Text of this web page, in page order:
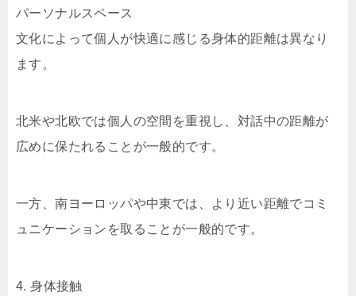
パーソナルスペース
文化によって個人が快適に感じる身体的距離は異なり
ます。
北米や北欧では個人の空間を重視し、対話中の距離が
広めに保たれることが一般的です。
一方、南ヨーロッパや中東では、より近い距離でコミ
ュニケーションを取ることが一般的です。
4. 身体接触